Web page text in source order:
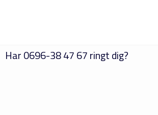
Har0696-38 47 67ringt dig?